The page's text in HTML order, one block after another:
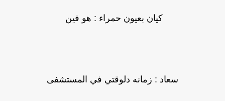
كيان بعيون حمراء : هو فين
سعاد : زمانه دلوقتي في المستشفى